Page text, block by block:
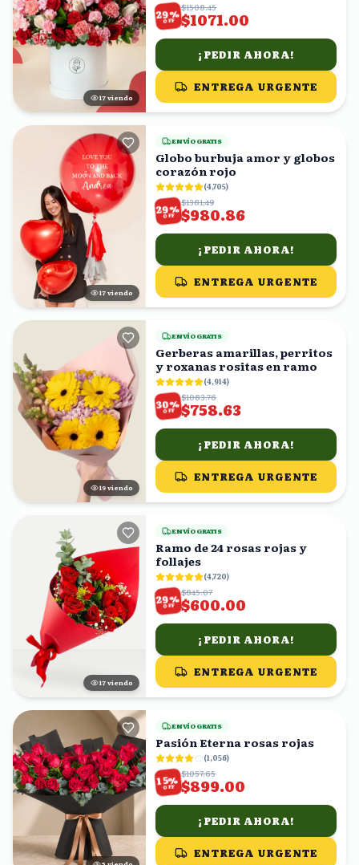
17 viendo
29%
OFF
$1508.45
$1071.00
¡PEDIR AHORA!
ENTREGA URGENTE
17 viendo
ENVÍO GRATIS
Globo burbuja amor y globos
corazón rojo
(4,705)
29%
OFF
$1381.49
$980.86
¡PEDIR AHORA!
ENTREGA URGENTE
18 viendo
ENVÍO GRATIS
Gerberas amarillas, perritos
y roxanas rositas en ramo
(4,914)
30%
OFF
$1083.76
$758.63
¡PEDIR AHORA!
ENTREGA URGENTE
17 viendo
ENVÍO GRATIS
Ramo de 24 rosas rojas y
follajes
(4,720)
29%
OFF
$845.07
$600.00
¡PEDIR AHORA!
ENTREGA URGENTE
ENVÍO GRATIS
Pasión Eterna rosas rojas
(1,056)
15%
OFF
$1057.65
$899.00
¡PEDIR AHORA!
ENTREGA URGENTE